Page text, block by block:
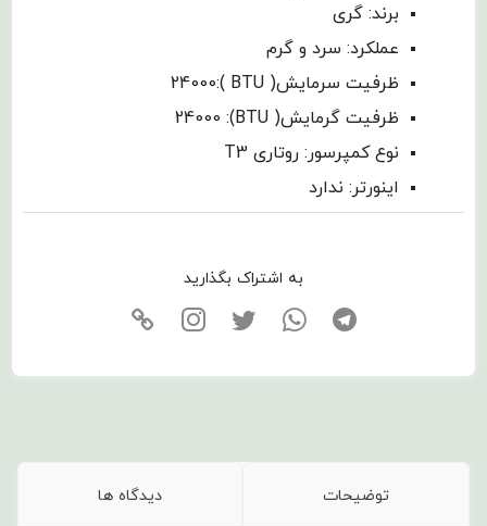
برند: گری
عملکرد: سرد و گرم
ظرفیت سرمایش( BTU ):24000
ظرفیت گرمایش( BTU): 24000
نوع کمپرسور: روتاری T3
اینورتر: ندارد
به اشتراک بگذارید
توضیحات دیدگاه ها